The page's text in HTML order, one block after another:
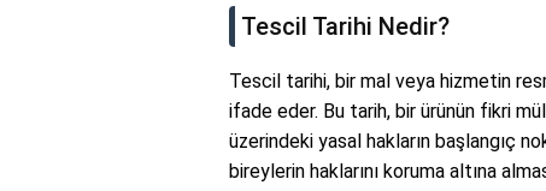
Tescil Tarihi Nedir?
Tescil tarihi, bir mal veya hizmetin
ifade eder. Bu tarih, bir ürünün fikri
üzerindeki yasal hakların başlangıç
bireylerin haklarını koruma altına